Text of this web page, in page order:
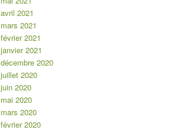
avril 2021
mars 2021
février 2021
janvier 2021
décembre 2020
juillet 2020
juin 2020
mai 2020
mars 2020
février 2020